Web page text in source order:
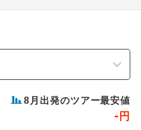
8 月出発のツアー最安値
- 円